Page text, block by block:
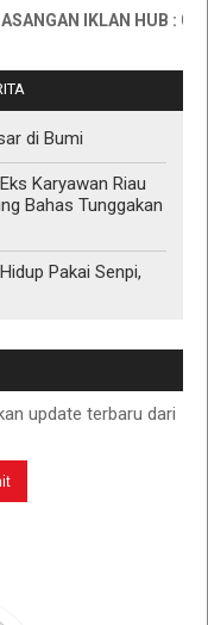
IKLAN HUB :
di Bumi
Karyawan Riau
Bahas Tunggakan
Pakai Senpi,
update terbaru dari